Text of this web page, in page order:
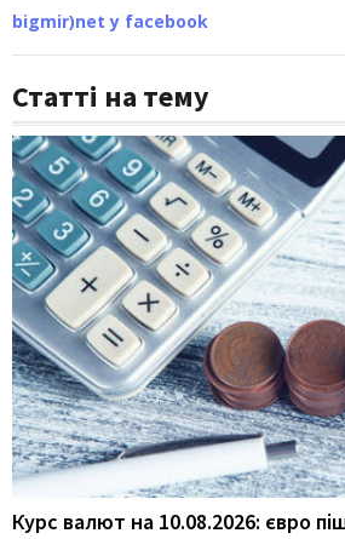
bigmir)net у facebook
Статті на тему
Курс валют на 10.08.2026: євро